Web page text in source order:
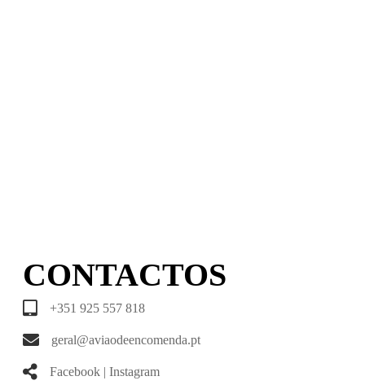
CONTACTOS
+351 925 557 818
geral@aviaodeencomenda.pt
Facebook | Instagram